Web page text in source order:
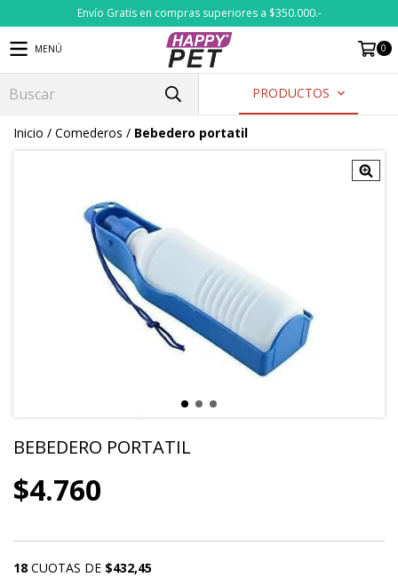
Envío Gratis en compras superiores a $350.000.-
MENÚ 0
PRODUCTOS
Inicio / Comederos / Bebedero portatil
BEBEDERO PORTATIL
$4.760
18 CUOTAS DE $432,45